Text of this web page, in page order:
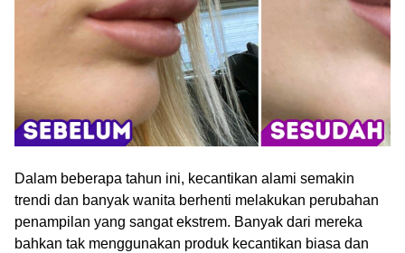
Dalam beberapa tahun ini, kecantikan alami semakin
trendi dan banyak wanita berhenti melakukan perubahan
penampilan yang sangat ekstrem. Banyak dari mereka
bahkan tak menggunakan produk kecantikan biasa dan